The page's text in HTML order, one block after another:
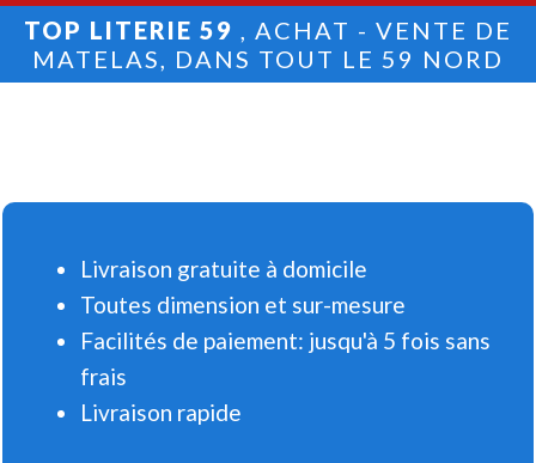
TOP LITERIE 59 , ACHAT - VENTE DE
MATELAS, DANS TOUT LE 59 NORD
Livraison gratuite à domicile
Toutes dimension et sur-mesure
Facilités de paiement: jusqu'à 5 fois sans
frais
Livraison rapide